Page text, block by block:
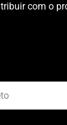
com o